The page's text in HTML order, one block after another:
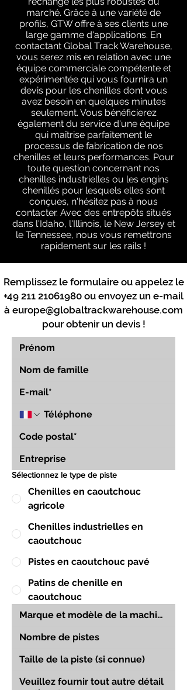
marché. Grâce à une variété de
profils, GTW offre à ses clients une
large gamme d'applications. En
contactant Global Track Warehouse,
vous serez mis en relation avec une
équipe commerciale compétente et
expérimentée qui vous fournira un
devis pour les chenilles dont vous
avez besoin en quelques minutes
seulement. Vous bénéficierez
également du service d'une équipe
qui maîtrise parfaitement le
processus de fabrication de nos
chenilles et leurs performances. Pour
toute question concernant nos
chenilles industrielles ou les engins
chenillés pour lesquels elles sont
conçues, n'hésitez pas à nous
contacter. Avec des entrepôts situés
dans l'Idaho, l'Illinois, le New Jersey et
le Tennessee, nous vous remettrons
rapidement sur les rails !
Remplissez le formulaire ou appelez le
+49 211 21061980 ou envoyez un e-mail
à europe@globaltrackwarehouse.com
pour obtenir un devis !
Sélectionnez le type de piste
Chenilles en caoutchouc
agricole
Chenilles industrielles en
caoutchouc
Pistes en caoutchouc pavé
Patins de chenille en
caoutchouc